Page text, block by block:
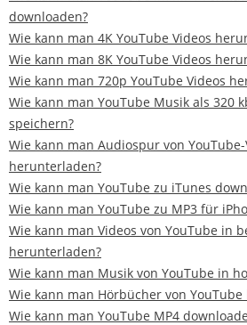
downloaden?
Wie kann man 4K YouTube Videos
Wie kann man 8K YouTube Videos
Wie kann man 720p YouTube Videos
Wie kann man YouTube Musik als 320
speichern?
Wie kann man Audiospur von
herunterladen?
Wie kann man YouTube zu iTunes
Wie kann man YouTube zu MP3 für
Wie kann man Videos von YouTube in
herunterladen?
Wie kann man Musik von YouTube in
Wie kann man Hörbücher von
Wie kann man YouTube MP4